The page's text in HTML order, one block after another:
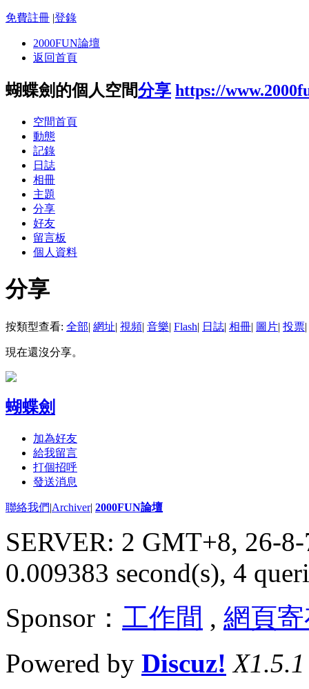
免費註冊 |登錄
2000FUN論壇
返回首頁
蝴蝶劍的個人空間分享 https://
空間首頁
動態
記錄
日誌
相冊
主題
分享
好友
留言板
個人資料
分享
按類型查看: 全部| 網址| 視頻| 音樂| Flash| 日誌| 相冊| 圖片| 投票|
現在還沒分享。
蝴蝶劍
加為好友
給我留言
打個招呼
發送消息
聯絡我們|Archiver| 2000FUN論壇
SERVER: 2 GMT+8, 26-
0.009383 second(s), 4
Sponsor： 工作間 , 網頁
Powered by Discuz! X1.5.1